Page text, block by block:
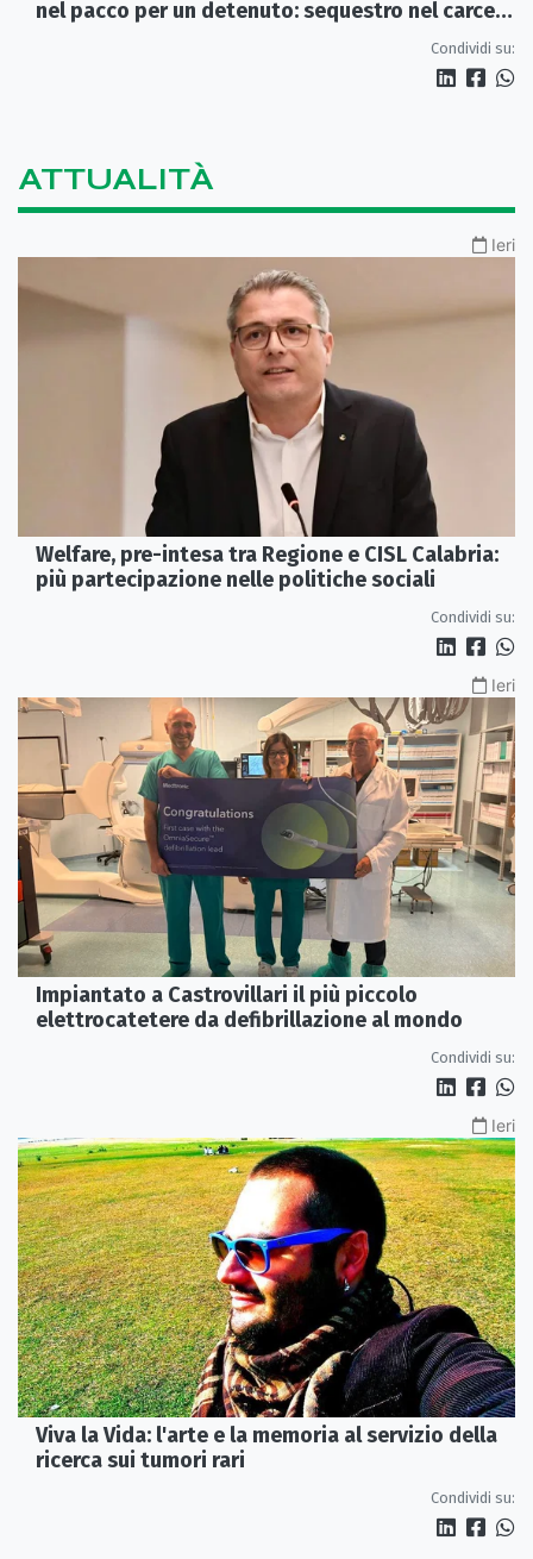
nel pacco per un detenuto: sequestro nel carcere
Condividi su:
ATTUALITÀ
Ieri
Welfare, pre-intesa tra Regione e CISL Calabria:
più partecipazione nelle politiche sociali
Condividi su:
Ieri
Impiantato a Castrovillari il più piccolo
elettrocatetere da defibrillazione al mondo
Condividi su:
Ieri
Viva la Vida: l'arte e la memoria al servizio della
ricerca sui tumori rari
Condividi su: